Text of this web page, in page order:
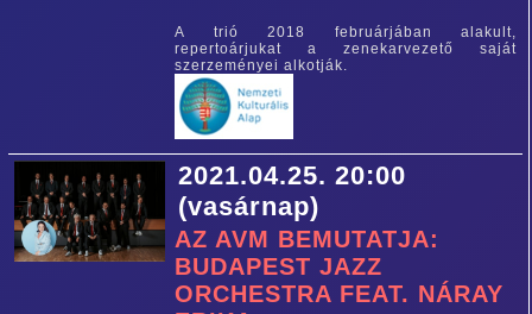
A trió 2018 februárjában alakult,
repertoárjukat a zenekarvezető saját
szerzeményei alkotják.
2021.04.25. 20:00
(vasárnap)
AZ AVM BEMUTATJA:
BUDAPEST JAZZ
ORCHESTRA FEAT. NÁRAY